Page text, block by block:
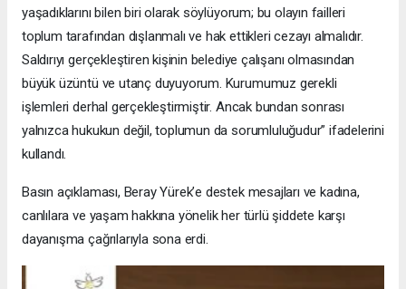
yaşadıklarını bilen biri olarak söylüyorum; bu olayın failleri
toplum tarafından dışlanmalı ve hak ettikleri cezayı almalıdır.
Saldırıyı gerçekleştiren kişinin belediye çalışanı olmasından
büyük üzüntü ve utanç duyuyorum. Kurumumuz gerekli
işlemleri derhal gerçekleştirmiştir. Ancak bundan sonrası
yalnızca hukukun değil, toplumun da sorumluluğudur” ifadelerini
kullandı.
Basın açıklaması, Beray Yürek’e destek mesajları ve kadına,
canlılara ve yaşam hakkına yönelik her türlü şiddete karşı
dayanışma çağrılarıyla sona erdi.